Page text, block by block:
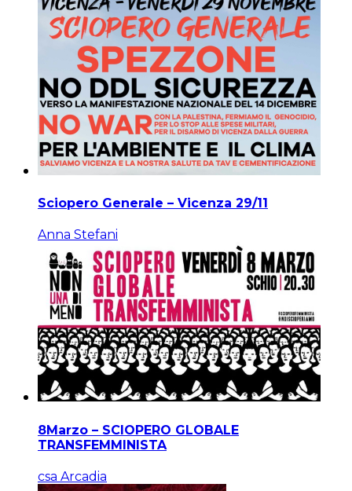
Sciopero Generale – Vicenza 29/11
Anna Stefani
8Marzo – SCIOPERO GLOBALE
TRANSFEMMINISTA
csa Arcadia